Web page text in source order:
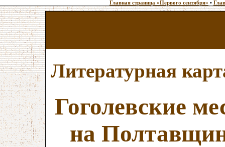
Главная страница «Первого сентября» •
Литературная
Гоголевские
на